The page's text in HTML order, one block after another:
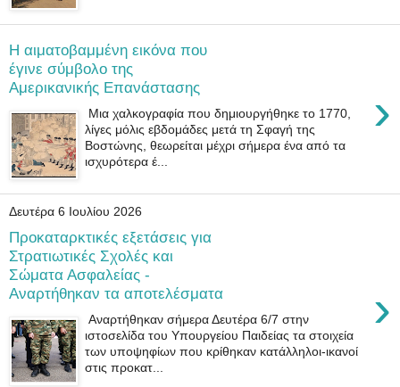
H αιματοβαμμένη εικόνα που
έγινε σύμβολο της
Αμερικανικής Επανάστασης
›
Μια χαλκογραφία που δημιουργήθηκε το 1770,
λίγες μόλις εβδομάδες μετά τη Σφαγή της
Βοστώνης, θεωρείται μέχρι σήμερα ένα από τα
ισχυρότερα έ...
Δευτέρα 6 Ιουλίου 2026
Προκαταρκτικές εξετάσεις για
Στρατιωτικές Σχολές και
Σώματα Ασφαλείας -
Αναρτήθηκαν τα αποτελέσματα
›
Αναρτήθηκαν σήμερα Δευτέρα 6/7 στην
ιστοσελίδα του Yπουργείου Παιδείας τα στοιχεία
των υποψηφίων που κρίθηκαν κατάλληλοι-ικανοί
στις προκατ...